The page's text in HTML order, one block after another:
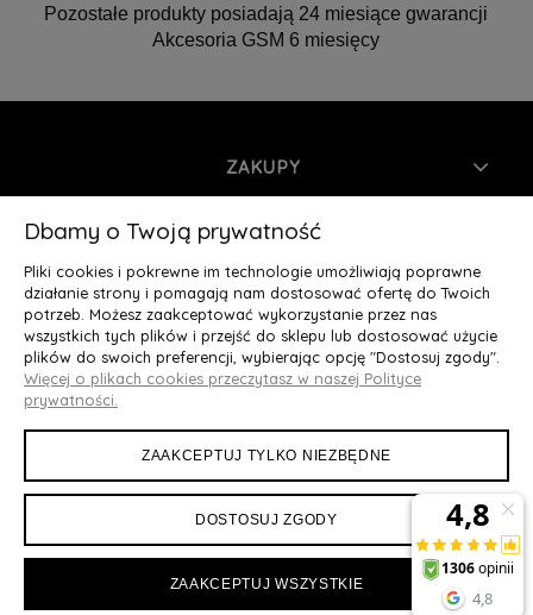
Pozostałe produkty posiadają 24 miesiące gwarancji
Akcesoria GSM 6 miesięcy
ZAKUPY
INFORMACJE
MOJE KONTO
O NAS
Deluxury.pl
Dbamy o Twoją prywatność
Pliki cookies i pokrewne im technologie umożliwiają poprawne
działanie strony i pomagają nam dostosować ofertę do Twoich
potrzeb. Możesz zaakceptować wykorzystanie przez nas
wszystkich tych plików i przejść do sklepu lub dostosować użycie
plików do swoich preferencji, wybierając opcję "Dostosuj zgody".
Więcej o plikach cookies przeczytasz w naszej Polityce
prywatności.
ZAAKCEPTUJ TYLKO NIEZBĘDNE
DOSTOSUJ ZGODY
ZAAKCEPTUJ WSZYSTKIE